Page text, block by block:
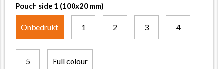
Pouch side 1 (100x20 mm)
Onbedrukt 1 2 3 4
5 Full colour